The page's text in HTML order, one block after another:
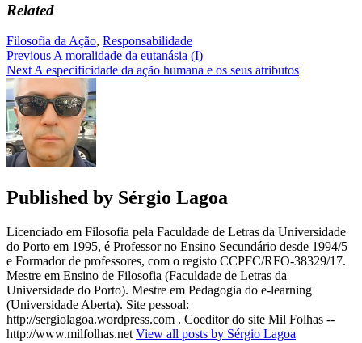
Related
Filosofia da Ação, Responsabilidade
Navegação
de
artigos
Previous A moralidade da eutanásia (I)
Next A especificidade da ação humana e os seus atributos
Published by Sérgio Lagoa
Licenciado em Filosofia pela Faculdade de Letras da Universidade
do Porto em 1995, é Professor no Ensino Secundário desde 1994/5
e Formador de professores, com o registo CCPFC/RFO-38329/17.
Mestre em Ensino de Filosofia (Faculdade de Letras da
Universidade do Porto). Mestre em Pedagogia do e-learning
(Universidade Aberta). Site pessoal:
http://sergiolagoa.wordpress.com . Coeditor do site Mil Folhas --
http://www.milfolhas.net View all posts by Sérgio Lagoa